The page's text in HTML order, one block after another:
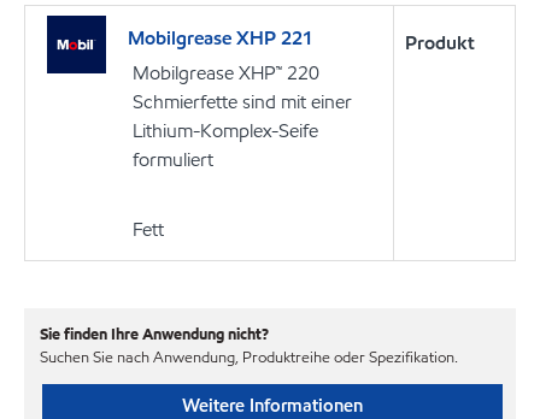
Mobilgrease XHP 221
Mobilgrease XHP™ 220
Schmierfette sind mit einer
Lithium-Komplex-Seife
formuliert
Fett
Produkt
Sie finden Ihre Anwendung nicht?
Suchen Sie nach Anwendung, Produktreihe oder Spezifikation.
Weitere Informationen